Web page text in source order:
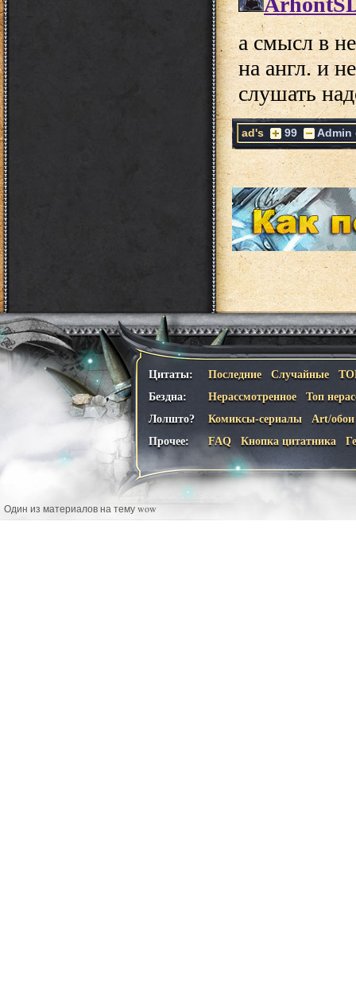
ad's 99 Admin
Цитаты: Последние Случайные
Бездна:
Нерассмотренное
Топ
Лолшто?
Комиксы-сериалы
Art/обои
Прочее:
FAQ Кнопка цитатника
Один из материалов на тему wow